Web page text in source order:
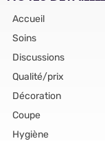
Accueil
Soins
Discussions
Qualité/prix
Décoration
Coupe
Hygiène